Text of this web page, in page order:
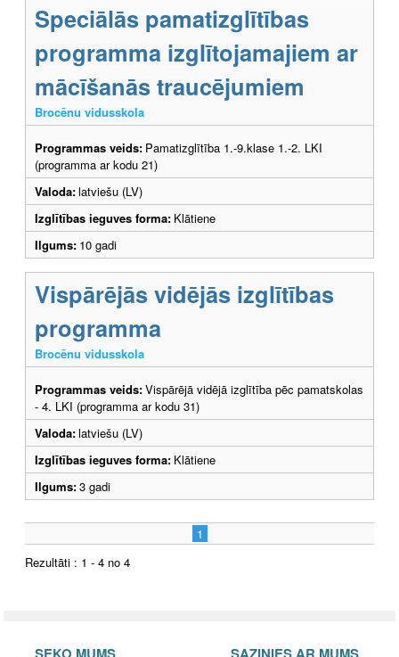
Speciālās pamatizglītības
programma izglītojamajiem ar
mācīšanās traucējumiem
Brocēnu vidusskola
Programmas veids: Pamatizglītība 1.-9.klase 1.-2. LKI
(programma ar kodu 21)
Valoda:latviešu (LV)
Izglītības ieguves forma: Klātiene
Ilgums: 10 gadi
Vispārējās vidējās izglītības
programma
Brocēnu vidusskola
Programmas veids:Vispārējā vidējā izglītība pēc pamatskolas
- 4. LKI (programma ar kodu 31)
Valoda:latviešu (LV)
Izglītības ieguves forma: Klātiene
Ilgums:3 gadi
1
Rezultāti : 1 - 4 no 4